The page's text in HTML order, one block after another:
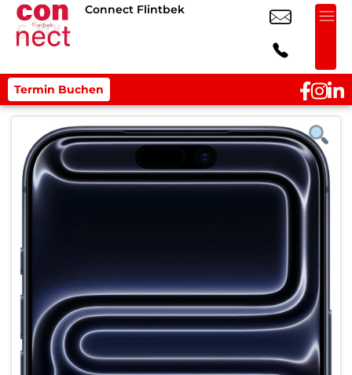
Connect Flintbek
Termin Buchen